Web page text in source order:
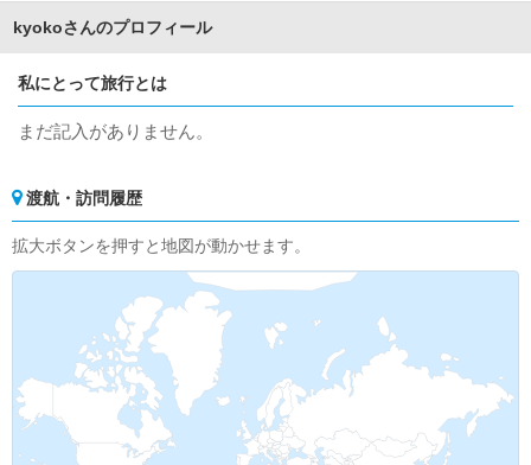
kyokoさんのプロフィール
私にとって旅行とは
まだ記入がありません。
渡航・訪問履歴
拡大ボタンを押すと地図が動かせます。